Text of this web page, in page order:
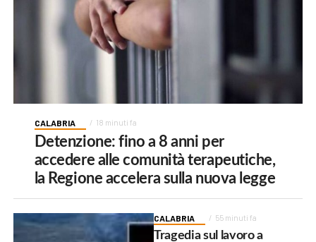
CALABRIA 18 minuti fa
Detenzione: fino a 8 anni per
accedere alle comunità terapeutiche,
la Regione accelera sulla nuova legge
CALABRIA 55 minuti fa
Tragedia sul lavoro a